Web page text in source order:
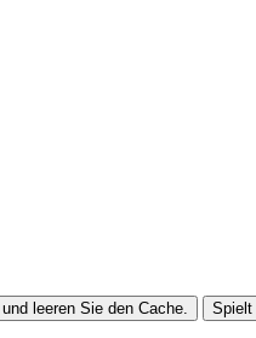
leeren Sie den Cache. Spielt